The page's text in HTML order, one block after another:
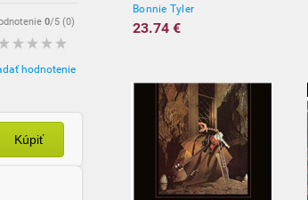
0/5 (0)
hodnotenie
Kúpiť
Bonnie Tyler
23.74 €